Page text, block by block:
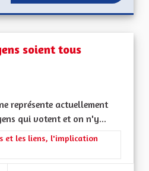
soient tous
représente actuellement
qui votent et on n'y...
catégorie : Les solidarités, les soins
et les liens, l'implication